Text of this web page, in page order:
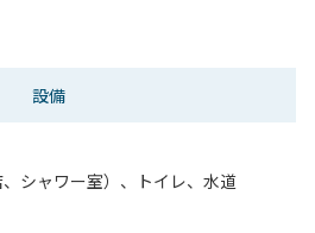
設備
シャワー室）、トイレ、水道